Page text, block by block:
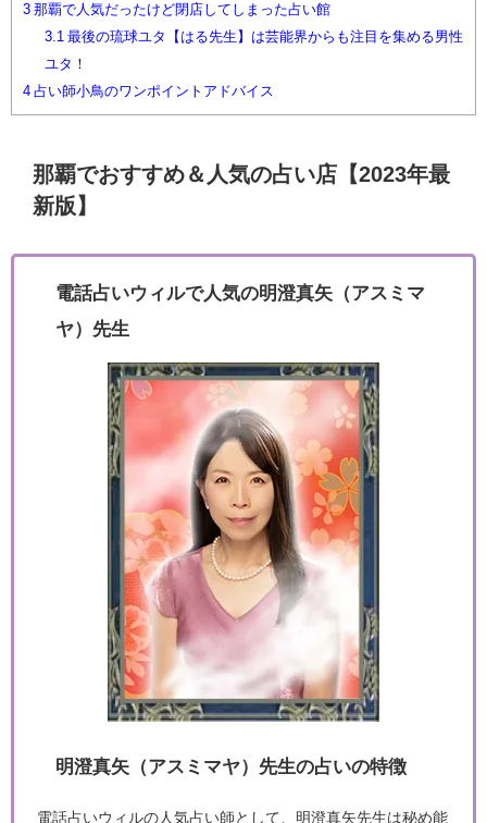
3 那覇で人気だったけど閉店してしまった占い館
3.1 最後の琉球ユタ【はる先生】は芸能界からも注目を集める男性
ユタ！
4 占い師小鳥のワンポイントアドバイス
那覇でおすすめ＆人気の占い店【2023年最
新版】
電話占いウィルで人気の明澄真矢（アスミマ
ヤ）先生
明澄真矢（アスミマヤ）先生の占いの特徴
電話占いウィルの人気占い師として、明澄真矢先生は秘め能